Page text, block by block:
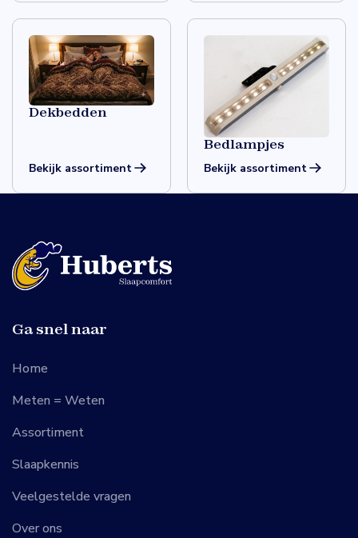
Dekbedden
Bekijk assortiment
Bedlampjes
Bekijk assortiment
Ga snel naar
Home
Meten = Weten
Assortiment
Slaapkennis
Veelgestelde vragen
Over ons